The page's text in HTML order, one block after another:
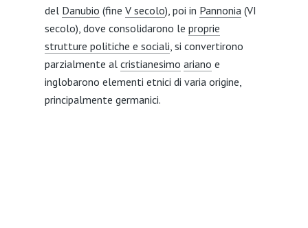
del Danubio (fine V secolo), poi in Pannonia (VI
secolo), dove consolidarono le proprie
strutture politiche e sociali , si convertirono
parzialmente al cristianesimo ariano e
inglobarono elementi etnici di varia origine,
principalmente germanici.